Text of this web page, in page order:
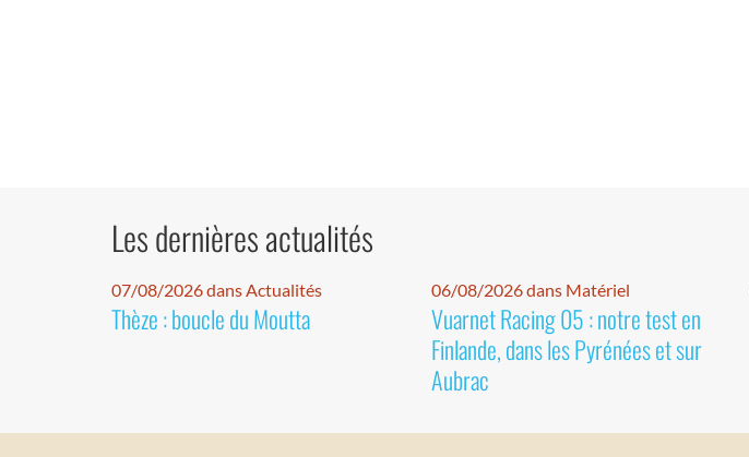
Les dernières actualités
07/08/2026 dans Actualités
Thèze : boucle du Moutta
06/08/2026 dans Matériel
Vuarnet Racing 05 : notre test en
Finlande, dans les Pyrénées et sur
Aubrac